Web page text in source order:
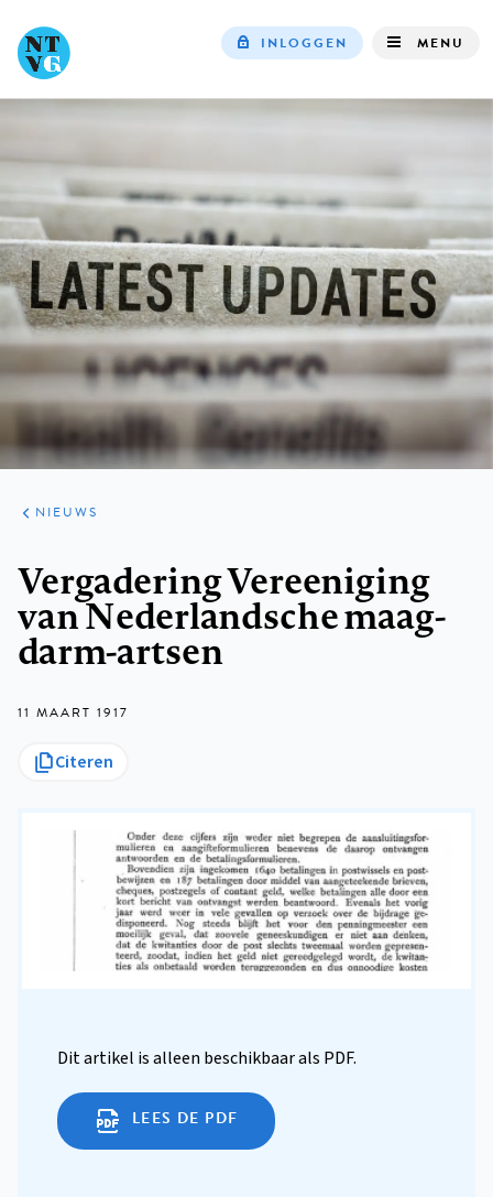
navigation
INLOGGEN MENU
ARTIKELEN
HET
KORT
NIEUWS
Vergadering Vereeniging
van Nederlandsche maag-
darm-artsen
11 MAART 1917
Citeren
Dit artikel is alleen beschikbaar als PDF.
LEES DE PDF